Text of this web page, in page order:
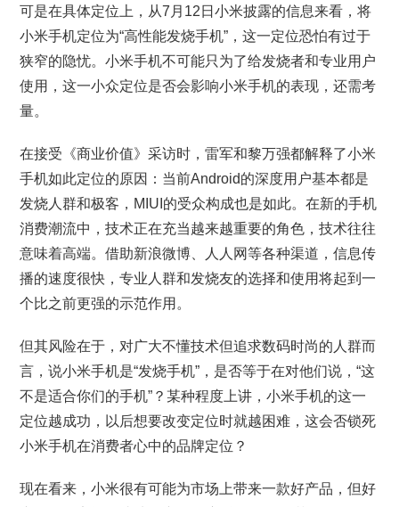
可是在具体定位上，从7月12日小米披露的信息来看，将
小米手机定位为“高性能发烧手机”，这一定位恐怕有过于
狭窄的隐忧。小米手机不可能只为了给发烧者和专业用户
使用，这一小众定位是否会影响小米手机的表现，还需考
量。
在接受《商业价值》采访时，雷军和黎万强都解释了小米
手机如此定位的原因：当前Android的深度用户基本都是
发烧人群和极客，MIUI的受众构成也是如此。在新的手机
消费潮流中，技术正在充当越来越重要的角色，技术往往
意味着高端。借助新浪微博、人人网等各种渠道，信息传
播的速度很快，专业人群和发烧友的选择和使用将起到一
个比之前更强的示范作用。
但其风险在于，对广大不懂技术但追求数码时尚的人群而
言，说小米手机是“发烧手机”，是否等于在对他们说，“这
不是适合你们的手机”？某种程度上讲，小米手机的这一
定位越成功，以后想要改变定位时就越困难，这会否锁死
小米手机在消费者心中的品牌定位？
现在看来，小米很有可能为市场上带来一款好产品，但好